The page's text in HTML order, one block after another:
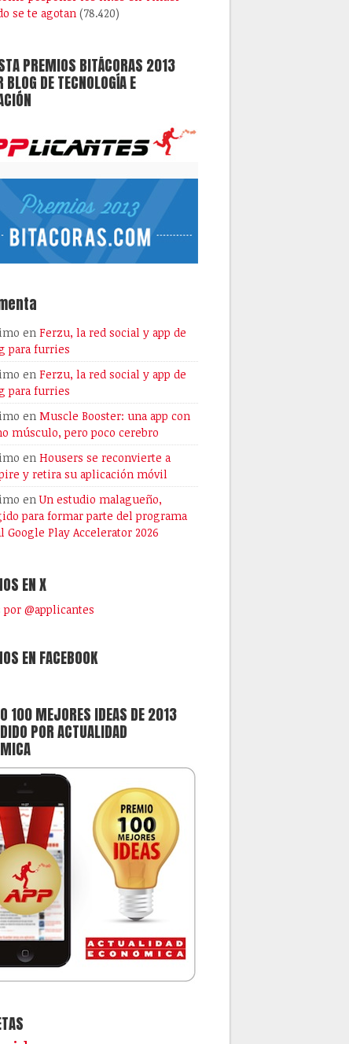
se te agotan (78.420)
PREMIOS BITÁCORAS 2013
DE TECNOLOGÍA E
en Ferzu, la red social y app de
para furries
en Ferzu, la red social y app de
para furries
en Muscle Booster: una app con
músculo, pero poco cerebro
en Housers se reconvierte a
y retira su aplicación móvil
enUn estudio malagueño,
para formar parte del programa
Google Play Accelerator 2026
EN X
@applicantes
EN FACEBOOK
100 MEJORES IDEAS DE 2013
POR ACTUALIDAD